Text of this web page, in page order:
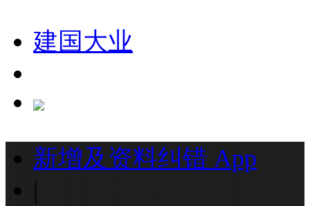
建国大业
新增及资料纠错 App
|